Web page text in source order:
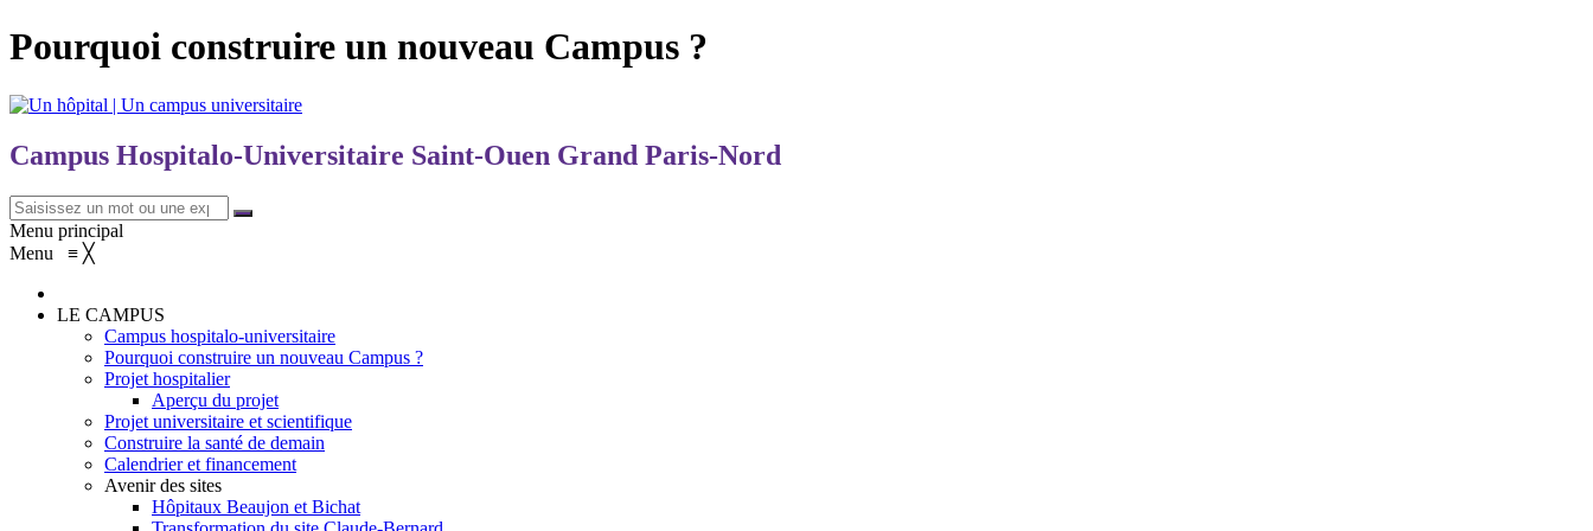
Pourquoi construire un nouveau Campus ?
Campus Hospitalo-Universitaire Saint-Ouen Grand Paris-Nord
Menu principal
Menu ≡ ╳
LE CAMPUS
Campus hospitalo-universitaire
Pourquoi construire un nouveau Campus ?
Projet hospitalier
Aperçu du projet
Projet universitaire et scientifique
Construire la santé de demain
Calendrier et financement
Avenir des sites
Hôpitaux Beaujon et Bichat